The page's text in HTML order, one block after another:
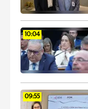
10:04
09:55